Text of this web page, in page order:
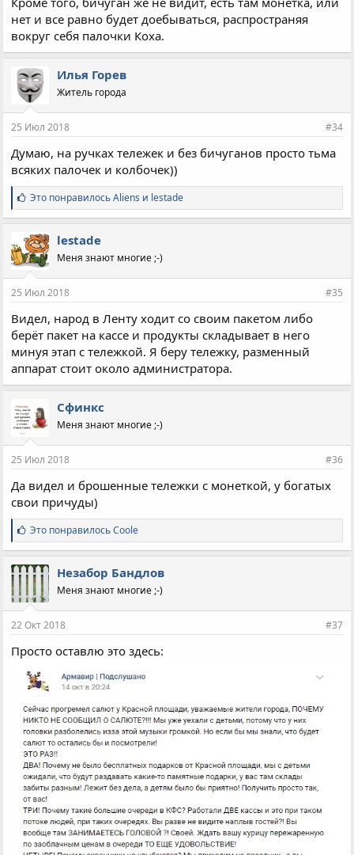
нет и все равно будет доебываться, распространяя
вокруг себя палочки Коха.
Илья Горев
Житель города
25 Июл 2018 #34
Думаю, на ручках тележек и без бичуганов просто тьма
всяких палочек и колбочек))
С
и
м
п
а
т
и
:
Это понравилосьAliens и lestade
lestade
Меня знают многие ;-)
25 Июл 2018 #35
Видел, народ в Ленту ходит со своим пакетом либо
берёт пакет на кассе и продукты складывает в него
минуя этап с тележкой. Я беру тележку, разменный
аппарат стоит около администратора.
Сфинкс
Меня знают многие ;-)
25 Июл 2018 #36
Да видел и брошенные тележки с монеткой, у богатых
свои причуды)
С
и
м
п
а
т
и
:
Это понравилосьCoole
Незабор Бандлов
Меня знают многие ;-)
22 Окт 2018 #37
Просто оставлю это здесь: